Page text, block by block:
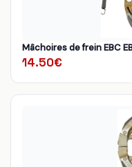
Mâchoires de frein EBC
14.50€